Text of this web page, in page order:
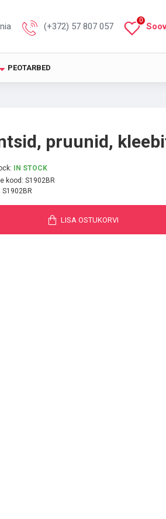
(+372) 57 807 057
0
PEOTARBED
pruunid,
IN STOCK
kood: S1902BR
S1902BR
LISA OSTUKORVI